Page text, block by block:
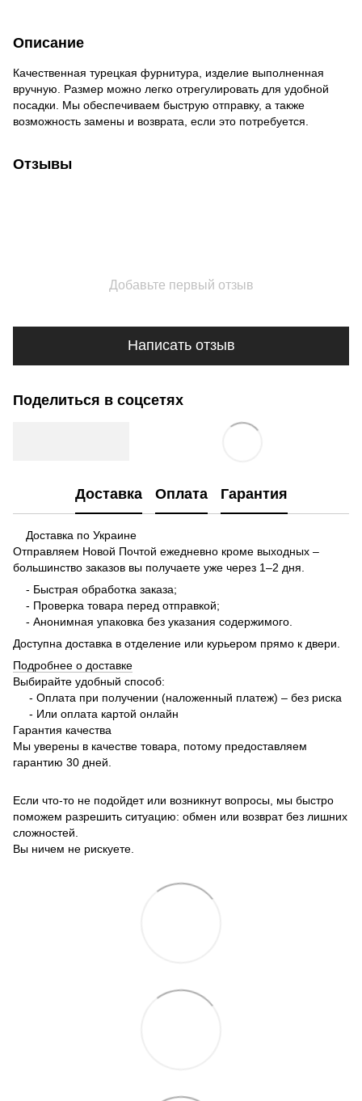
Описание
Качественная турецкая фурнитура, изделие выполненная
вручную. Размер можно легко отрегулировать для удобной
посадки. Мы обеспечиваем быструю отправку, а также
возможность замены и возврата, если это потребуется.
Отзывы
Добавьте первый отзыв
Написать отзыв
Поделиться в соцсетях
Доставка Оплата Гарантия
Доставка по Украине
Отправляем Новой Почтой ежедневно кроме выходных –
большинство заказов вы получаете уже через 1–2 дня.
- Быстрая обработка заказа;
- Проверка товара перед отправкой;
- Анонимная упаковка без указания содержимого.
Доступна доставка в отделение или курьером прямо к двери.
Подробнее о доставке
Выбирайте удобный способ:
- Оплата при получении (наложенный платеж) – без риска
- Или оплата картой онлайн
Гарантия качества
Мы уверены в качестве товара, потому предоставляем
гарантию 30 дней.
Если что-то не подойдет или возникнут вопросы, мы быстро
поможем разрешить ситуацию: обмен или возврат без лишних
сложностей.
Вы ничем не рискуете.